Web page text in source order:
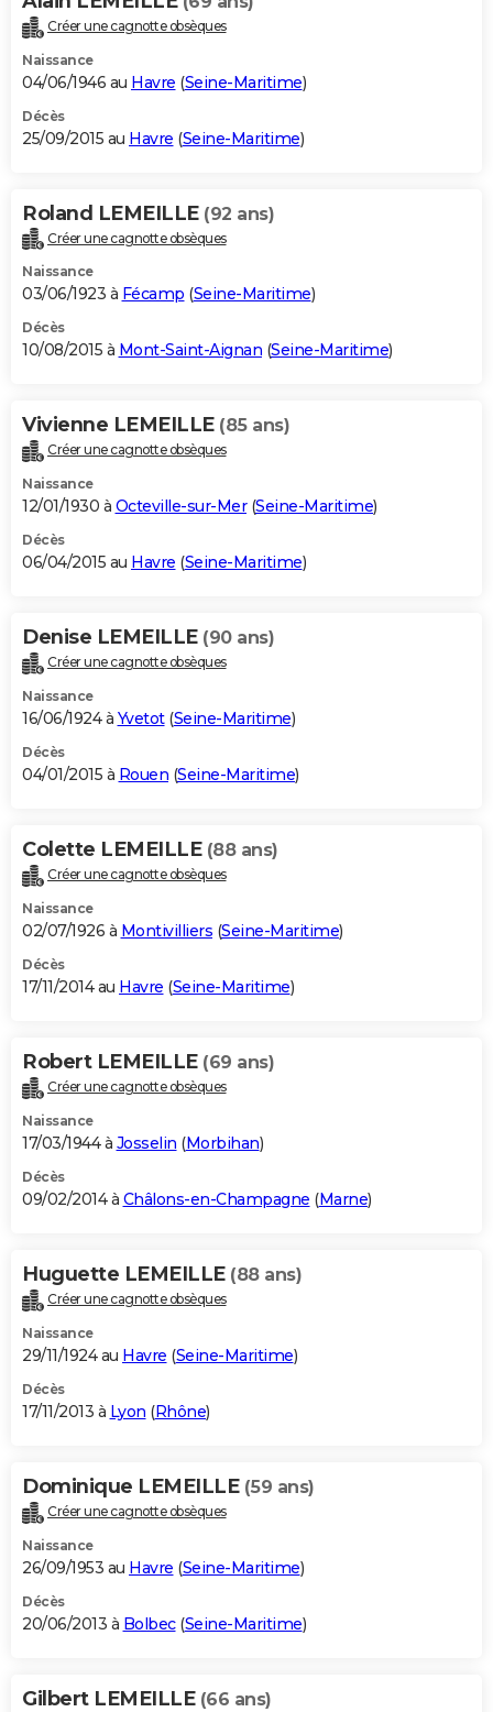
Créer une cagnotte obsèques
Naissance
04/06/1946 au Havre (Seine-Maritime)
Décès
25/09/2015 au Havre (Seine-Maritime)
Roland LEMEILLE (92 ans)
Créer une cagnotte obsèques
Naissance
03/06/1923 à Fécamp (Seine-Maritime)
Décès
10/08/2015 à Mont-Saint-Aignan (Seine-Maritime)
Vivienne LEMEILLE (85 ans)
Créer une cagnotte obsèques
Naissance
12/01/1930 à Octeville-sur-Mer(Seine-Maritime)
Décès
06/04/2015 au Havre (Seine-Maritime)
Denise LEMEILLE (90 ans)
Créer une cagnotte obsèques
Naissance
16/06/1924 à Yvetot(Seine-Maritime)
Décès
04/01/2015 à Rouen (Seine-Maritime)
Colette LEMEILLE (88 ans)
Créer une cagnotte obsèques
Naissance
02/07/1926 à Montivilliers (Seine-Maritime)
Décès
17/11/2014 au Havre (Seine-Maritime)
Robert LEMEILLE (69 ans)
Créer une cagnotte obsèques
Naissance
17/03/1944 à Josselin (Morbihan)
Décès
09/02/2014 à Châlons-en-Champagne (Marne)
Huguette LEMEILLE (88 ans)
Créer une cagnotte obsèques
Naissance
29/11/1924 au Havre (Seine-Maritime)
Décès
17/11/2013 à Lyon (Rhône)
Dominique LEMEILLE (59 ans)
Créer une cagnotte obsèques
Naissance
26/09/1953 au Havre (Seine-Maritime)
Décès
20/06/2013 à Bolbec(Seine-Maritime)
Gilbert LEMEILLE (66 ans)